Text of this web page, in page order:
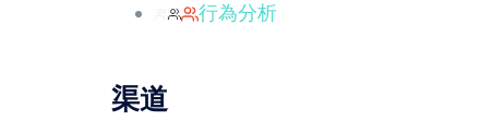
行為分析
渠道